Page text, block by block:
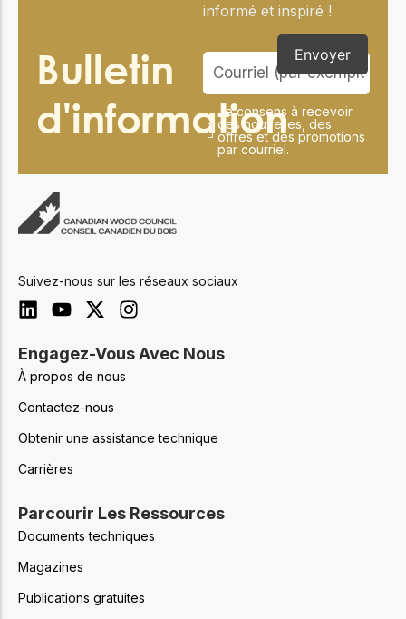
Bulletin
d'information
informé et inspiré !
Je consens à recevoir
des nouvelles, des
offres et des promotions
par courriel.
Envoyer
Suivez-nous sur les réseaux sociaux
Engagez-Vous Avec Nous
À propos de nous
Contactez-nous
Obtenir une assistance technique
Carrières
Parcourir Les Ressources
Documents techniques
Magazines
Publications gratuites